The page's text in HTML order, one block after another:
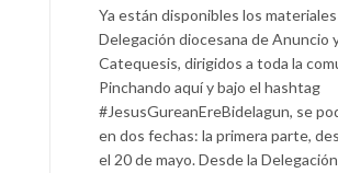
Ya están disponibles los
Delegación diocesana de Anuncio
Catequesis, dirigidos a toda la
Pinchando aquí y bajo el hashtag
#JesusGureanEreBidelagun, se
en dos fechas: la primera parte,
el 20 de mayo. Desde la